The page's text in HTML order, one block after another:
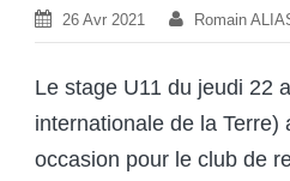
26 Avr 2021 Romain
Le stage U11 du jeudi 22
internationale de la Terre)
occasion pour le club de